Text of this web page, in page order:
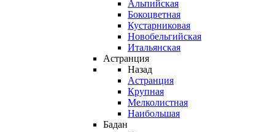
Альпийская
Бокоцветная
Кустарниковая
Новобельгийская
Итальянская
Астранция
Назад
Астранция
Крупная
Мелколистная
Наибольшая
Бадан